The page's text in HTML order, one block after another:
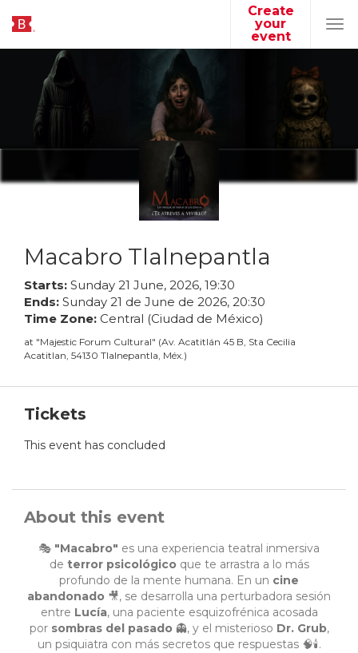
Create
your
event
Macabro Tlalnepantla
Starts: Sunday 21 June, 2026, 19:30
Ends: Sunday 21 de June de 2026, 20:30
Time Zone: Central (Ciudad de México)
at "Majestic Forum Cultural" (Av. Acatitlán 45 B, Sta Cecilia
Acatitlan, 54130 Tlalnepantla, Méx.)
Tickets
This event has concluded
About this event
🎭 "Macabro" es una experiencia teatral inmersiva
de terror psicológico que te arrastra a lo más
profundo de la mente humana. En un cine
abandonado 🎥, se desarrolla una perturbadora sesión
entre Lucía, una paciente esquizofrénica acosada
por sombras del pasado 👻, y el misterioso Dr. Grub,
un psiquiatra con más secretos que respuestas 🧠🕯️.